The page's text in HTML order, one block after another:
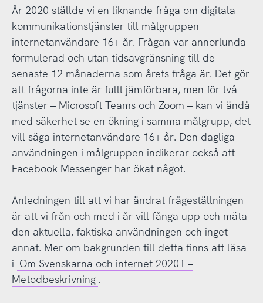
År 2020 ställde vi en liknande fråga om digitala
kommunikationstjänster till målgruppen
internetanvändare 16+ år. Frågan var annorlunda
formulerad och utan tidsavgränsning till de
senaste 12 månaderna som årets fråga är. Det gör
att frågorna inte är fullt jämförbara, men för två
tjänster – Microsoft Teams och Zoom – kan vi ändå
med säkerhet se en ökning i samma målgrupp, det
vill säga internetanvändare 16+ år. Den dagliga
användningen i målgruppen indikerar också att
Facebook Messenger har ökat något.
Anledningen till att vi har ändrat frågeställningen
är att vi från och med i år vill fånga upp och mäta
den aktuella, faktiska användningen och inget
annat. Mer om bakgrunden till detta finns att läsa
i Om Svenskarna och internet 20201 –
Metodbeskrivning .